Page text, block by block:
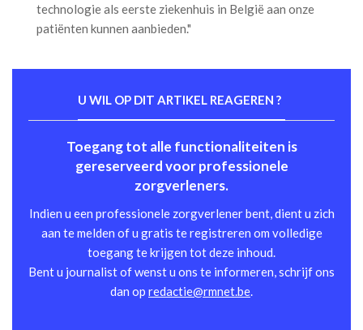
technologie als eerste ziekenhuis in België aan onze
patiënten kunnen aanbieden."
U WIL OP DIT ARTIKEL REAGEREN ?
Toegang tot alle functionaliteiten is
gereserveerd voor professionele
zorgverleners.
Indien u een professionele zorgverlener bent, dient u zich
aan te melden of u gratis te registreren om volledige
toegang te krijgen tot deze inhoud.
Bent u journalist of wenst u ons te informeren, schrijf ons
dan op redactie@rmnet.be.